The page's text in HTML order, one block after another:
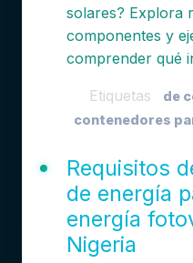
solares? Explora
componentes y
comprender qué
Etiquetas
de
contenedores
Requisitos
de energía
energía
Nigeria